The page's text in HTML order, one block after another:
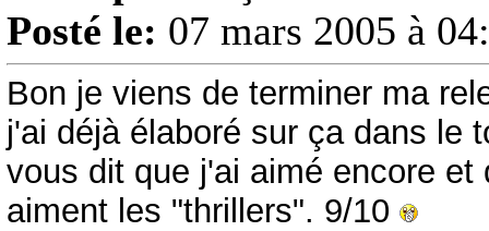
Posté le: 07 mars 2005 à
Bon je viens de terminer ma
j'ai déjà élaboré sur ça dans le
vous dit que j'ai aimé encore
aiment les "thrillers". 9/10